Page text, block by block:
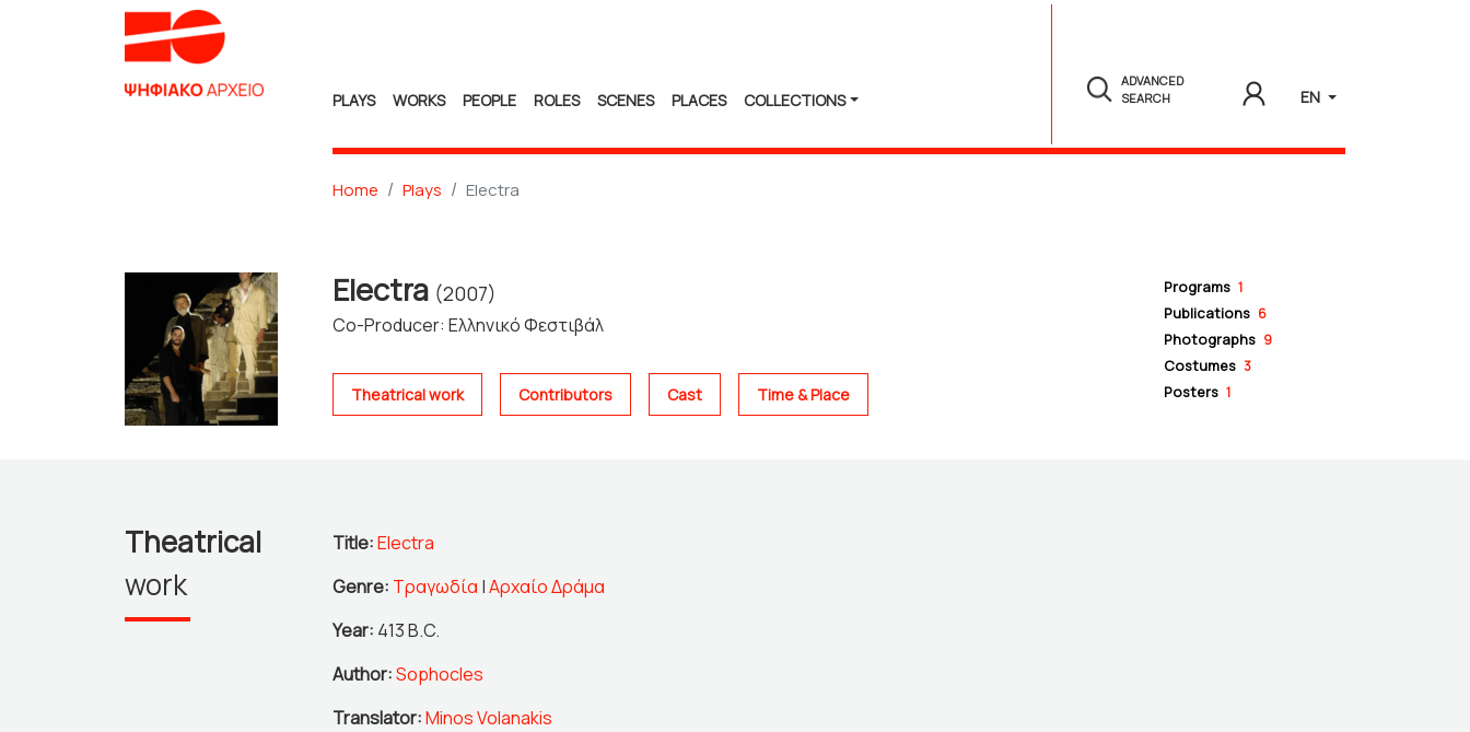
PLAYS WORKS PEOPLE ROLES SCENES PLACES COLLECTIONS
ADVANCED
SEARCH
EN
Home Plays Electra
Electra (2007)
Co-Producer: Ελληνικό Φεστιβάλ
Theatrical work Contributors Cast Time & Place
Programs 1
Publications 6
Photographs 9
Costumes 3
Posters 1
Theatrical
work
Title:Electra
Genre: Τραγωδία |Αρχαίο Δράμα
Year: 413 B.C.
Author:Sophocles
Translator:Minos Volanakis